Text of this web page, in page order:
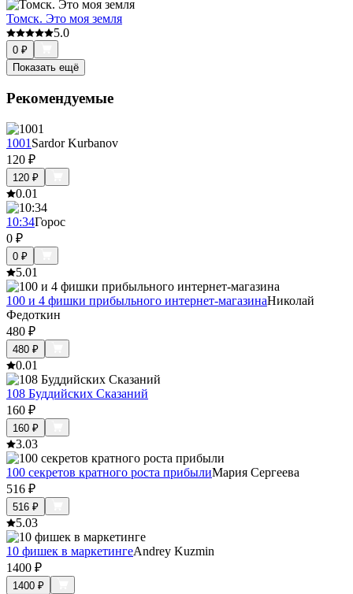
Томск. Это моя земля
5.0
0 ₽
Показать ещё
Рекомендуемые
1001 Sardor Kurbanov
120 ₽
120 ₽
0.01
10:34Горос
0 ₽
0 ₽
5.01
100 и 4 фишки прибыльного интернет-магазинаНиколай
Федоткин
480 ₽
480 ₽
0.01
108 Буддийских Сказаний
160 ₽
160 ₽
3.03
100 секретов кратного роста прибылиМария Сергеева
516 ₽
516 ₽
5.03
10 фишек в маркетингеAndrey Kuzmin
1400 ₽
1400 ₽